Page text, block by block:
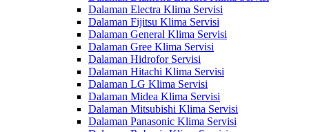
Dalaman Electra Klima Servisi
Dalaman Fijitsu Klima Servisi
Dalaman General Klima Servisi
Dalaman Gree Klima Servisi
Dalaman Hidrofor Servisi
Dalaman Hitachi Klima Servisi
Dalaman LG Klima Servisi
Dalaman Midea Klima Servisi
Dalaman Mitsubishi Klima Servisi
Dalaman Panasonic Klima Servisi